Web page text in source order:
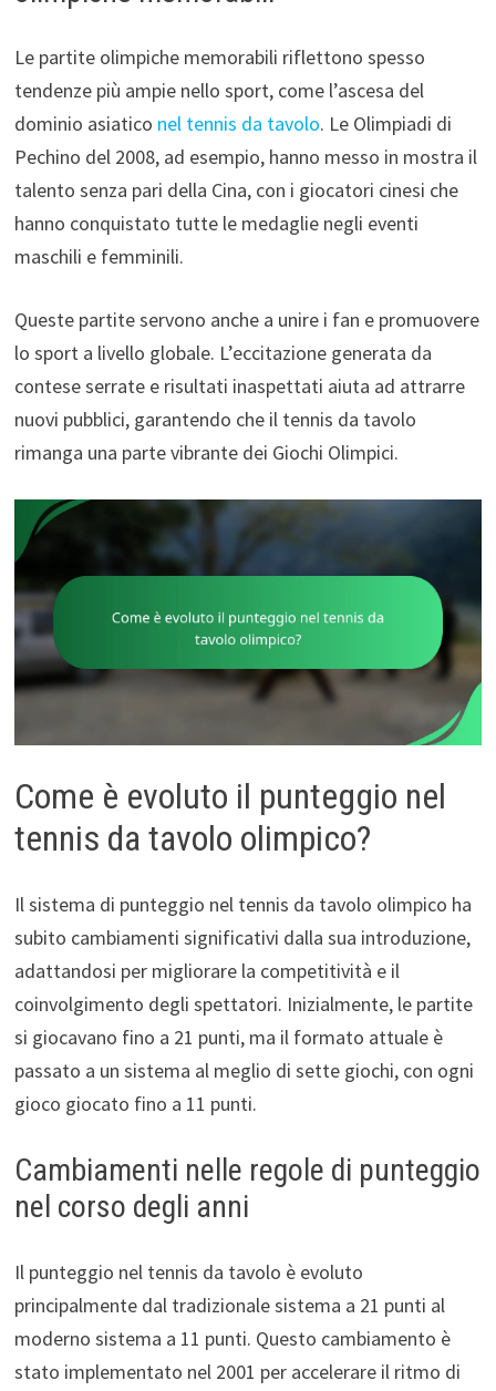
Le partite olimpiche memorabili riflettono spesso
tendenze più ampie nello sport, come l’ascesa del
dominio asiatico nel tennis da tavolo. Le Olimpiadi di
Pechino del 2008, ad esempio, hanno messo in mostra il
talento senza pari della Cina, con i giocatori cinesi che
hanno conquistato tutte le medaglie negli eventi
maschili e femminili.
Queste partite servono anche a unire i fan e promuovere
lo sport a livello globale. L’eccitazione generata da
contese serrate e risultati inaspettati aiuta ad attrarre
nuovi pubblici, garantendo che il tennis da tavolo
rimanga una parte vibrante dei Giochi Olimpici.
Come è evoluto il punteggio nel
tennis da tavolo olimpico?
Il sistema di punteggio nel tennis da tavolo olimpico ha
subito cambiamenti significativi dalla sua introduzione,
adattandosi per migliorare la competitività e il
coinvolgimento degli spettatori. Inizialmente, le partite
si giocavano fino a 21 punti, ma il formato attuale è
passato a un sistema al meglio di sette giochi, con ogni
gioco giocato fino a 11 punti.
Cambiamenti nelle regole di punteggio
nel corso degli anni
Il punteggio nel tennis da tavolo è evoluto
principalmente dal tradizionale sistema a 21 punti al
moderno sistema a 11 punti. Questo cambiamento è
stato implementato nel 2001 per accelerare il ritmo di